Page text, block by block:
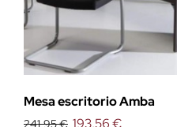
Mesa escritorio Amba
241,95 € 193,56 €